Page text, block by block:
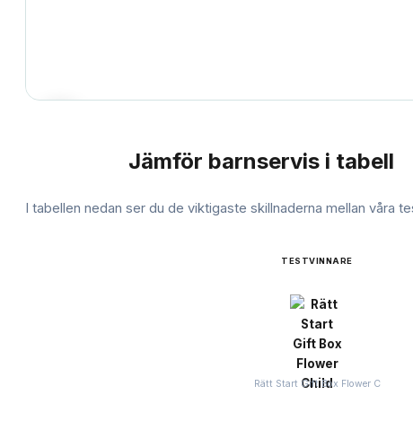
Jämför barnservis i tabell
I tabellen nedan ser du de viktigaste skillnaderna mellan våra
TESTVINNARE
Rätt Start Gift Box Flower C